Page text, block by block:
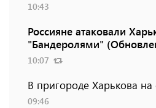
10:43
Россияне атаковали
"Бандеролями"
10:07
В пригороде Харькова на
09:46